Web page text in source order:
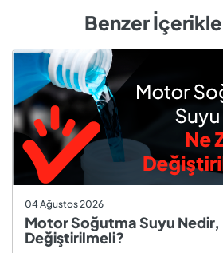
Benzer
04 Ağustos 2026
Motor Soğutma Suyu Nedir,
Değiştirilmeli?